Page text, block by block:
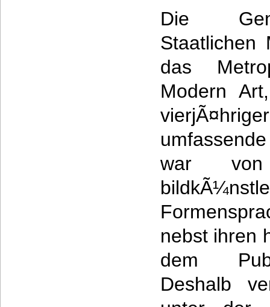
Die
Staatlichen
das
Modern
war von
nebst ihren
dem
Deshalb